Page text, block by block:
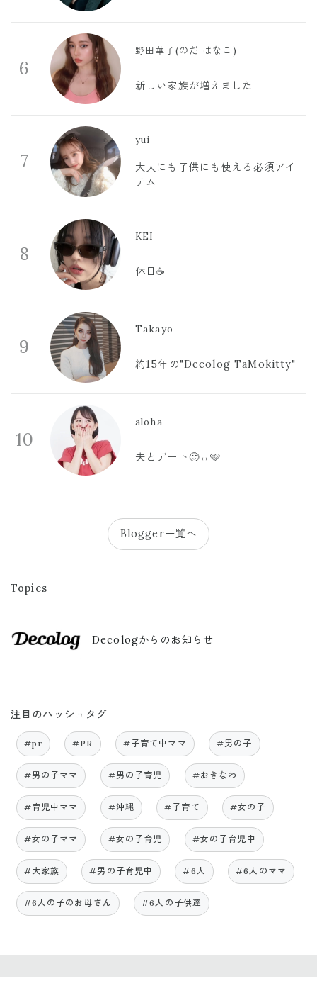
6
野田華子(のだ はなこ)
新しい家族が増えました
7
yui
大人にも子供にも使える必須アイ
テム
8
KEI
休日☕️
9
Takayo
約15年の"Decolog TaMokitty"
10
aloha
夫とデート🙂‍↔️🩷
Blogger一覧へ
Topics
Decologからのお知らせ
注目のハッシュタグ
#pr #PR #子育て中ママ #男の子
#男の子ママ #男の子育児 #おきなわ
#育児中ママ #沖縄 #子育て #女の子
#女の子ママ #女の子育児 #女の子育児中
#大家族 #男の子育児中 #6人 #6人のママ
#6人の子のお母さん #6人の子供達